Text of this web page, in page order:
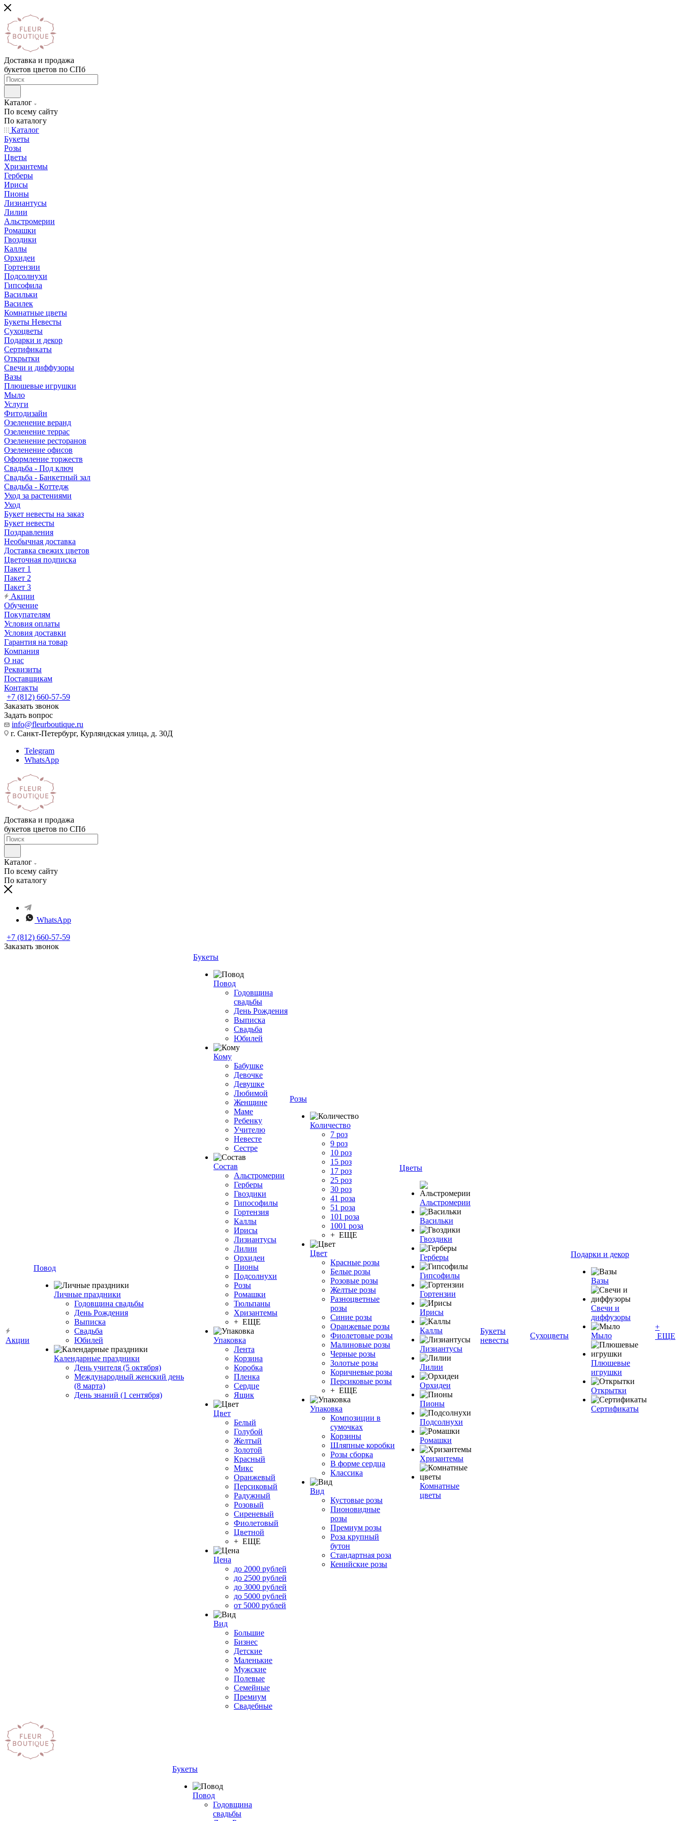
Доставка и продажа
букетов цветов по СПб
Каталог
По всему сайту
По каталогу
Каталог
Букеты
Розы
Цветы
Хризантемы
Герберы
Ирисы
Пионы
Лизиантусы
Лилии
Альстромерии
Ромашки
Гвоздики
Каллы
Орхидеи
Гортензии
Подсолнухи
Гипсофила
Васильки
Василек
Комнатные цветы
Букеты Невесты
Сухоцветы
Подарки и декор
Сертификаты
Открытки
Свечи и диффузоры
Вазы
Плюшевые игрушки
Мыло
Услуги
Фитодизайн
Озеленение веранд
Озеленение террас
Озеленение ресторанов
Озеленение офисов
Оформление торжеств
Свадьба - Под ключ
Свадьба - Банкетный зал
Свадьба - Коттедж
Уход за растениями
Уход
Букет невесты на заказ
Букет невесты
Поздравления
Необычная доставка
Доставка свежих цветов
Цветочная подписка
Пакет 1
Пакет 2
Пакет 3
Акции
Обучение
Покупателям
Условия оплаты
Условия доставки
Гарантия на товар
Компания
О нас
Реквизиты
Поставщикам
Контакты
+7 (812) 660-57-59
Заказать звонок
Задать вопрос
info@fleurboutique.ru
г. Санкт-Петербург, Курляндская улица, д. 30Д
Telegram
WhatsApp
Доставка и продажа
букетов цветов по СПб
Каталог
По всему сайту
По каталогу
WhatsApp
+7 (812) 660-57-59
Заказать звонок
Акции
Повод
Личные праздники
Годовщина свадьбы
День Рождения
Выписка
Свадьба
Юбилей
Календарные праздники
День учителя (5 октября)
Международный женский день
(8 марта)
День знаний (1 сентября)
Букеты
Повод
Годовщина
свадьбы
День Рождения
Выписка
Свадьба
Юбилей
Кому
Бабушке
Девочке
Девушке
Любимой
Женщине
Маме
Ребенку
Учителю
Невесте
Сестре
Состав
Альстромерии
Герберы
Гвоздики
Гипософилы
Гортензия
Каллы
Ирисы
Лизиантусы
Лилии
Орхидеи
Пионы
Подсолнухи
Розы
Ромашки
Тюльпаны
Хризантемы
+ ЕЩЕ
Упаковка
Лента
Корзина
Коробка
Пленка
Сердце
Ящик
Цвет
Белый
Голубой
Желтый
Золотой
Красный
Микс
Оранжевый
Персиковый
Радужный
Розовый
Сиреневый
Фиолетовый
Цветной
+ ЕЩЕ
Цена
до 2000 рублей
до 2500 рублей
до 3000 рублей
до 5000 рублей
от 5000 рублей
Вид
Большие
Бизнес
Детские
Маленькие
Мужские
Полевые
Семейные
Премиум
Свадебные
Розы
Количество
7 роз
9 роз
10 роз
15 роз
17 роз
25 роз
30 роз
41 роза
51 роза
101 роза
1001 роза
+ ЕЩЕ
Цвет
Красные розы
Белые розы
Розовые розы
Желтые розы
Разноцветные
розы
Синие розы
Оранжевые розы
Фиолетовые розы
Малиновые розы
Черные розы
Золотые розы
Коричневые розы
Персиковые розы
+ ЕЩЕ
Упаковка
Композиции в
сумочках
Корзины
Шляпные коробки
Розы сборка
В форме сердца
Классика
Вид
Кустовые розы
Пионовидные
розы
Премиум розы
Роза крупный
бутон
Стандартная роза
Кенийские розы
Цветы
Альстромерии
Васильки
Гвоздики
Герберы
Гипсофилы
Гортензии
Ирисы
Каллы
Лизиантусы
Лилии
Орхидеи
Пионы
Подсолнухи
Ромашки
Хризантемы
Комнатные
цветы
Букеты
невесты
Сухоцветы
Подарки и декор
Вазы
Свечи и
диффузоры
Мыло
Плюшевые
игрушки
Открытки
Сертификаты
+
ЕЩЕ
Букеты
Повод
Годовщина
свадьбы